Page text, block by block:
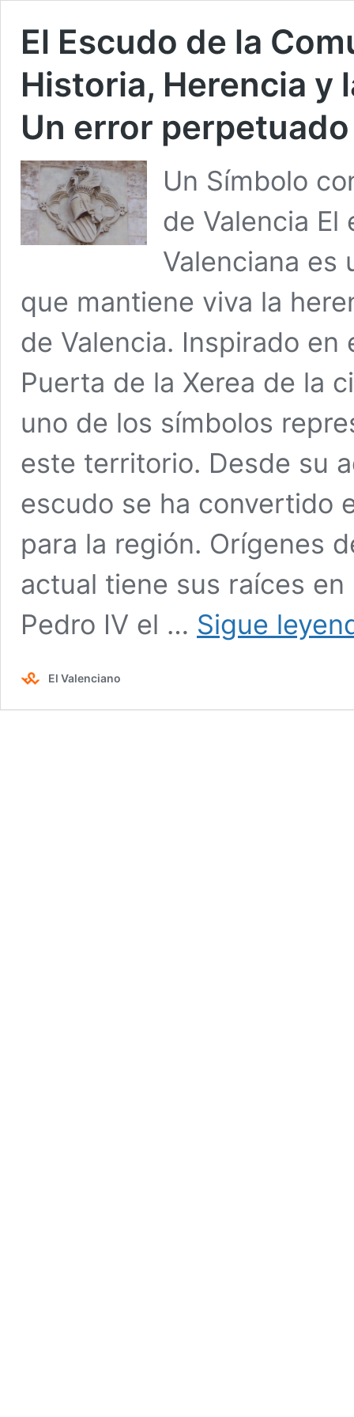
El Escudo de la
Historia, Herencia y
Un error perpetuado
Un Símbolo
de Valencia El
Valenciana es
que mantiene viva la
de Valencia. Inspirado
Puerta de la Xerea de la
uno de los símbolos
este territorio. Desde su
escudo se ha convertido
para la región. Orígenes
actual tiene sus raíces
Pedro IV el … Sigue
El Valenciano